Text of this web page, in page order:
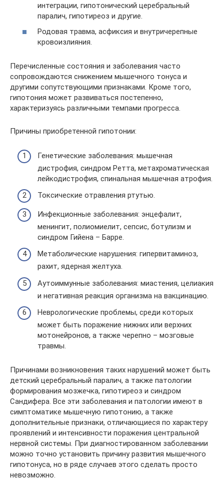
интеграции, гипотонический церебральный
паралич, гипотиреоз и другие.
Родовая травма, асфиксия и внутричерепные
кровоизлияния.
Перечисленные состояния и заболевания часто
сопровождаются снижением мышечного тонуса и
другими сопутствующими признаками. Кроме того,
гипотония может развиваться постепенно,
характеризуясь различными темпами прогресса.
Причины приобретенной гипотонии:
Генетические заболевания: мышечная
дистрофия, синдром Ретта, метахроматическая
лейкодистрофия, спинальная мышечная атрофия.
Токсические отравления ртутью.
Инфекционные заболевания: энцефалит,
менингит, полиомиелит, сепсис, ботулизм и
синдром Гийена – Барре.
Метаболические нарушения: гипервитаминоз,
рахит, ядерная желтуха.
Аутоиммунные заболевания: миастения, целиакия
и негативная реакция организма на вакцинацию.
Неврологические проблемы, среди которых
может быть поражение нижних или верхних
мотонейронов, а также черепно – мозговые
травмы.
Причинами возникновения таких нарушений может быть
детский церебральный паралич, а также патологии
формирования мозжечка, гипотиреоз и синдром
Сандифера. Все эти заболевания и патологии имеют в
симптоматике мышечную гипотонию, а также
дополнительные признаки, отличающиеся по характеру
проявлений и интенсивности поражения центральной
нервной системы. При диагностированном заболевании
можно точно установить причину развития мышечного
гипотонуса, но в ряде случаев этого сделать просто
невозможно.